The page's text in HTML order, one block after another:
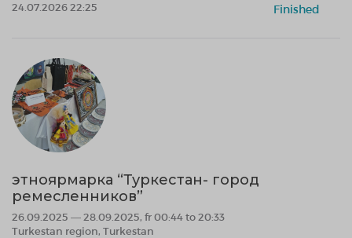
24.07.2026 22:25 Finished
этноярмарка “Туркестан- город
ремесленников”
26.09.2025 — 28.09.2025, fr 00:44 to 20:33
Turkestan region, Turkestan